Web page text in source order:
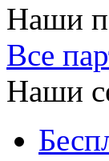
Наши
Все
Наши